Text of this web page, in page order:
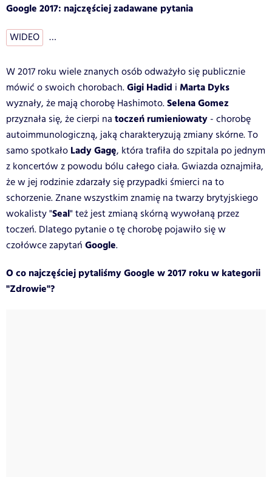
Google 2017: najczęściej zadawane pytania
WIDEO …
W 2017 roku wiele znanych osób odważyło się publicznie
mówić o swoich chorobach.Gigi Hadid i Marta Dyks
wyznały, że mają chorobę Hashimoto.Selena Gomez
przyznała się, że cierpi na toczeń rumieniowaty - chorobę
autoimmunologiczną, jaką charakteryzują zmiany skórne. To
samo spotkało Lady Gagę, która trafiła do szpitala po jednym
z koncertów z powodu bólu całego ciała. Gwiazda oznajmiła,
że w jej rodzinie zdarzały się przypadki śmierci na to
schorzenie. Znane wszystkim znamię na twarzy brytyjskiego
wokalisty "Seal" też jest zmianą skórną wywołaną przez
toczeń. Dlatego pytanie o tę chorobę pojawiło się w
czołówce zapytań Google.
O co najczęściej pytaliśmy Google w 2017 roku w kategorii
"Zdrowie"?